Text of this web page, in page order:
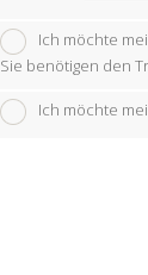
Ich möchte
Sie benötigen den
Ich möchte